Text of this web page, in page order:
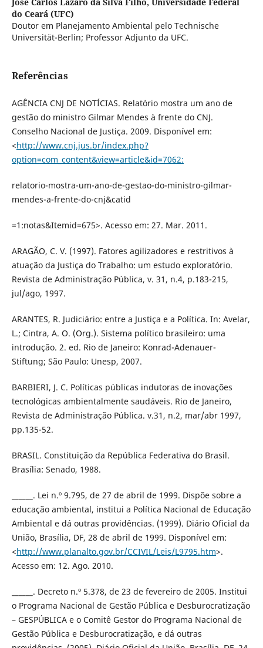
do Ceará (UFC)
Doutor em Planejamento Ambiental pelo Technische
Universität-Berlin; Professor Adjunto da UFC.
Referências
AGÊNCIA CNJ DE NOTÍCIAS. Relatório mostra um ano de
gestão do ministro Gilmar Mendes à frente do CNJ.
Conselho Nacional de Justiça. 2009. Disponível em:
<http://www.cnj.jus.br/index.php?
option=com_content&view=article&id=7062:
relatorio-mostra-um-ano-de-gestao-do-ministro-gilmar-
mendes-a-frente-do-cnj&catid
=1:notas&Itemid=675>. Acesso em: 27. Mar. 2011.
ARAGÃO, C. V. (1997). Fatores agilizadores e restritivos à
atuação da Justiça do Trabalho: um estudo exploratório.
Revista de Administração Pública, v. 31, n.4, p.183-215,
jul/ago, 1997.
ARANTES, R. Judiciário: entre a Justiça e a Política. In: Avelar,
L.; Cintra, A. O. (Org.). Sistema político brasileiro: uma
introdução. 2. ed. Rio de Janeiro: Konrad-Adenauer-
Stiftung; São Paulo: Unesp, 2007.
BARBIERI, J. C. Políticas públicas indutoras de inovações
tecnológicas ambientalmente saudáveis. Rio de Janeiro,
Revista de Administração Pública. v.31, n.2, mar/abr 1997,
pp.135-52.
BRASIL. Constituição da República Federativa do Brasil.
Brasília: Senado, 1988.
______. Lei n.º 9.795, de 27 de abril de 1999. Dispõe sobre a
educação ambiental, institui a Política Nacional de Educação
Ambiental e dá outras providências. (1999). Diário Oficial da
União, Brasília, DF, 28 de abril de 1999. Disponível em:
<http://www.planalto.gov.br/CCIVIL/Leis/L9795.htm>.
Acesso em: 12. Ago. 2010.
______. Decreto n.º 5.378, de 23 de fevereiro de 2005. Institui
o Programa Nacional de Gestão Pública e Desburocratização
– GESPÚBLICA e o Comitê Gestor do Programa Nacional de
Gestão Pública e Desburocratização, e dá outras